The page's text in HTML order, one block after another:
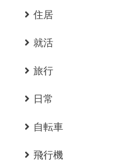
住居
就活
旅行
日常
自転車
飛行機